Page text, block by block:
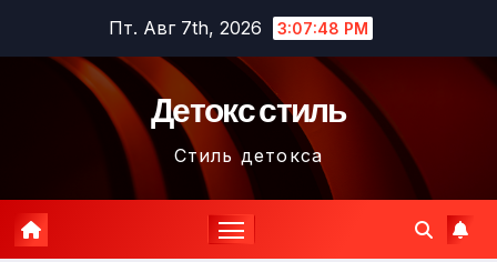
содержимому
Пт. Авг 7th, 2026 3:07:49 PM
Детокс стиль
Стиль детокса